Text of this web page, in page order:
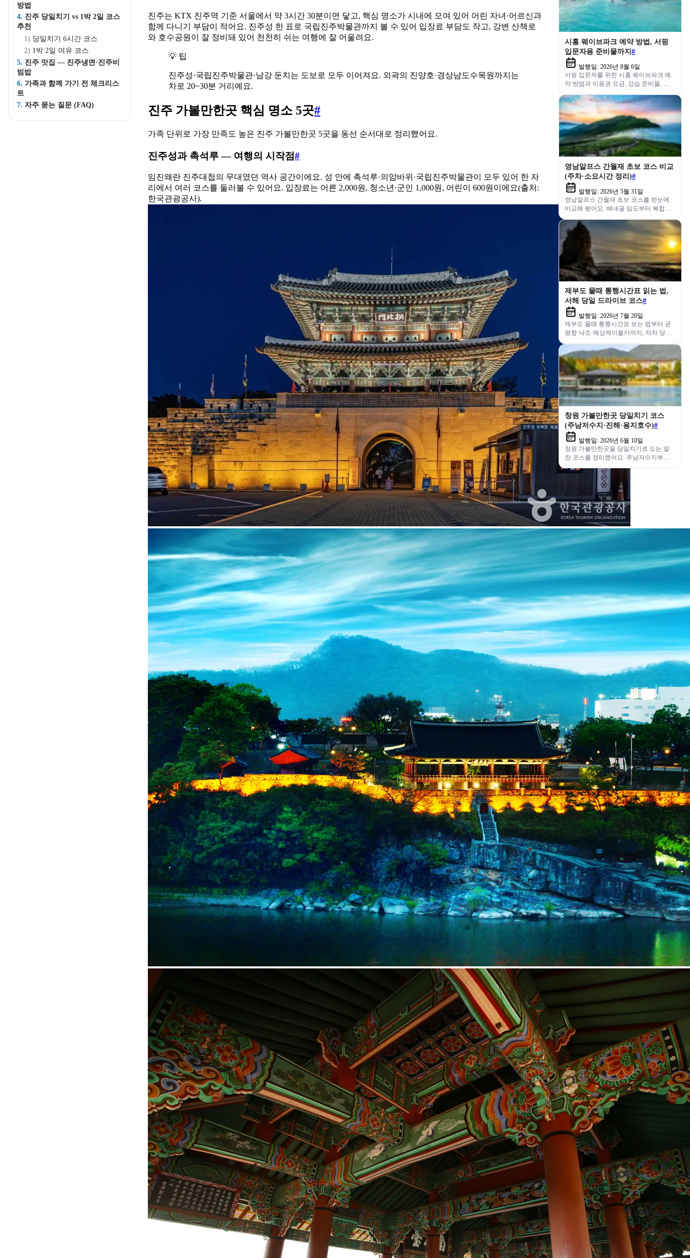
방법
진주 당일치기 vs 1박 2일 코스
추천
당일치기 6시간 코스
1박 2일 여유 코스
진주 맛집 — 진주냉면·진주비
빔밥
가족과 함께 가기 전 체크리스
트
자주 묻는 질문 (FAQ)
진주는 KTX 진주역 기준 서울에서 약 3시간 30분이면 닿고, 핵심 명소가 시내에 모여 있어 어린 자녀·어르신과
함께 다니기 부담이 적어요. 진주성 한 표로 국립진주박물관까지 볼 수 있어 입장료 부담도 작고, 강변 산책로
와 호수공원이 잘 정비돼 있어 천천히 쉬는 여행에 잘 어울려요.
💡 팁
진주성·국립진주박물관·남강 둔치는 도보로 모두 이어져요. 외곽의 진양호·경상남도수목원까지는
차로 20~30분 거리예요.
진주 가볼만한곳 핵심 명소 5곳#
가족 단위로 가장 만족도 높은 진주 가볼만한곳 5곳을 동선 순서대로 정리했어요.
진주성과 촉석루 — 여행의 시작점#
임진왜란 진주대첩의 무대였던 역사 공간이에요. 성 안에 촉석루·의암바위·국립진주박물관이 모두 있어 한 자
리에서 여러 코스를 둘러볼 수 있어요. 입장료는 어른 2,000원, 청소년·군인 1,000원, 어린이 600원이에요(출처:
한국관광공사).
시흥 웨이브파크 예약 방법, 서핑
입문자용 준비물까지#
발행일:2026년 8월 6일
서핑 입문자를 위한 시흥 웨이브파크 예
약 방법과 이용권 요금, 강습 준비물, 주
영남알프스 간월재 초보 코스 비교
(주차·소요시간 정리)#
발행일:2026년 5월 31일
영남알프스 간월재 초보 코스를 한눈에
비교해 봤어요. 배내골 임도부터 복합웰
정리했어요.
제부도 물때 통행시간표 읽는 법,
서해 당일 드라이브 코스#
발행일:2026년 7월 20일
제부도 물때 통행시간표 보는 법부터 궁
평항 낙조·해상케이블카까지, 자차 당일
했어요.
창원 가볼만한곳 당일치기 코스
(주남저수지·진해·용지호수)#
발행일:2026년 6월 10일
창원 가볼만한곳을 당일치기로 도는 알
찬 코스를 정리했어요. 주남저수지부터
눈에.